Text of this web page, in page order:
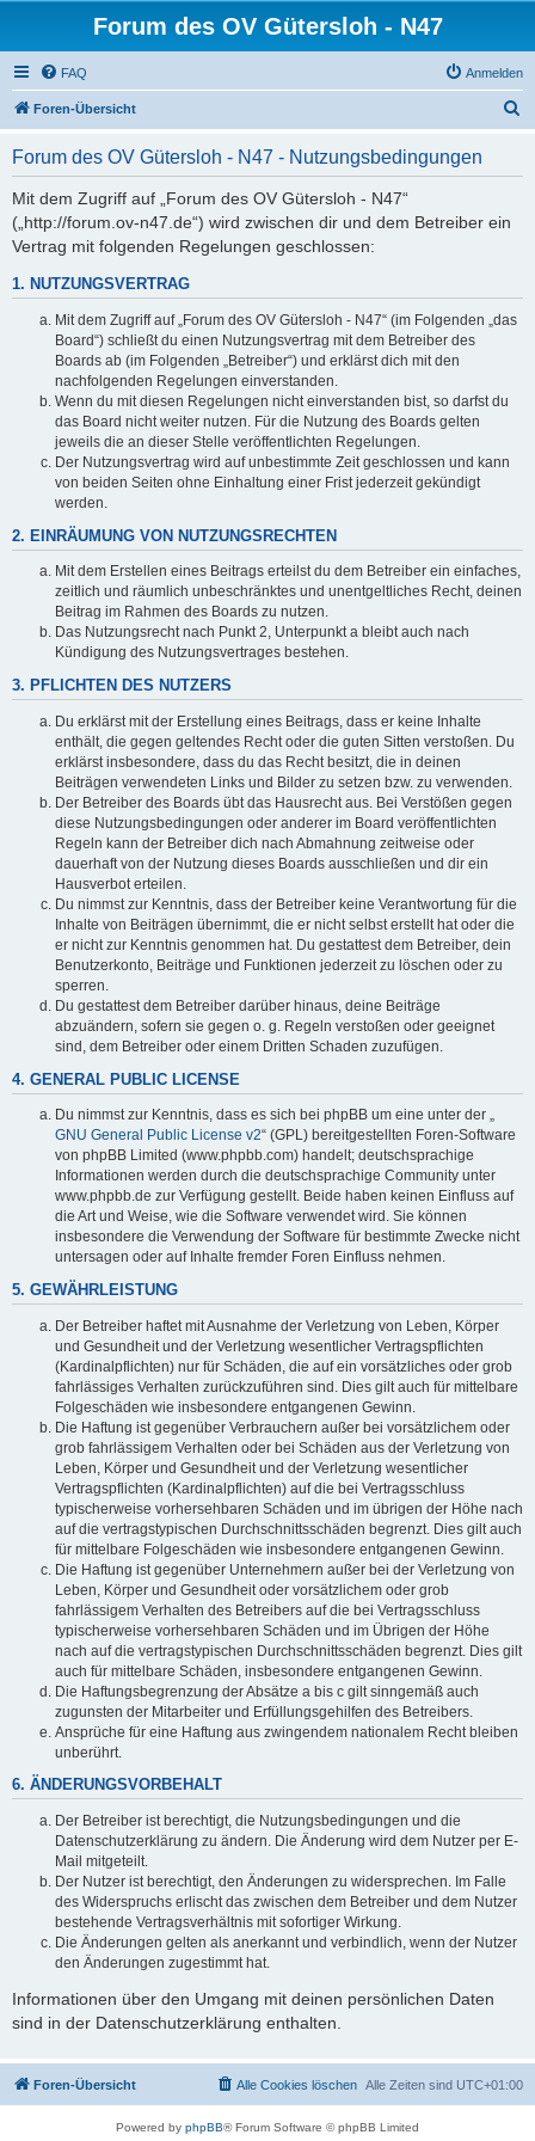
Forum des OV Gütersloh - N47
FAQ Anmelden
Foren-Übersicht
Forum des OV Gütersloh - N47 - Nutzungsbedingungen
Mit dem Zugriff auf „Forum des OV Gütersloh - N47“
(„http://forum.ov-n47.de“) wird zwischen dir und dem Betreiber ein
Vertrag mit folgenden Regelungen geschlossen:
1. NUTZUNGSVERTRAG
Mit dem Zugriff auf „Forum des OV Gütersloh - N47“ (im Folgenden „das
Board“) schließt du einen Nutzungsvertrag mit dem Betreiber des
Boards ab (im Folgenden „Betreiber“) und erklärst dich mit den
nachfolgenden Regelungen einverstanden.
Wenn du mit diesen Regelungen nicht einverstanden bist, so darfst du
das Board nicht weiter nutzen. Für die Nutzung des Boards gelten
jeweils die an dieser Stelle veröffentlichten Regelungen.
Der Nutzungsvertrag wird auf unbestimmte Zeit geschlossen und kann
von beiden Seiten ohne Einhaltung einer Frist jederzeit gekündigt
werden.
2. EINRÄUMUNG VON NUTZUNGSRECHTEN
Mit dem Erstellen eines Beitrags erteilst du dem Betreiber ein einfaches,
zeitlich und räumlich unbeschränktes und unentgeltliches Recht, deinen
Beitrag im Rahmen des Boards zu nutzen.
Das Nutzungsrecht nach Punkt 2, Unterpunkt a bleibt auch nach
Kündigung des Nutzungsvertrages bestehen.
3. PFLICHTEN DES NUTZERS
Du erklärst mit der Erstellung eines Beitrags, dass er keine Inhalte
enthält, die gegen geltendes Recht oder die guten Sitten verstoßen. Du
erklärst insbesondere, dass du das Recht besitzt, die in deinen
Beiträgen verwendeten Links und Bilder zu setzen bzw. zu verwenden.
Der Betreiber des Boards übt das Hausrecht aus. Bei Verstößen gegen
diese Nutzungsbedingungen oder anderer im Board veröffentlichten
Regeln kann der Betreiber dich nach Abmahnung zeitweise oder
dauerhaft von der Nutzung dieses Boards ausschließen und dir ein
Hausverbot erteilen.
Du nimmst zur Kenntnis, dass der Betreiber keine Verantwortung für die
Inhalte von Beiträgen übernimmt, die er nicht selbst erstellt hat oder die
er nicht zur Kenntnis genommen hat. Du gestattest dem Betreiber, dein
Benutzerkonto, Beiträge und Funktionen jederzeit zu löschen oder zu
sperren.
Du gestattest dem Betreiber darüber hinaus, deine Beiträge
abzuändern, sofern sie gegen o. g. Regeln verstoßen oder geeignet
sind, dem Betreiber oder einem Dritten Schaden zuzufügen.
4. GENERAL PUBLIC LICENSE
Du nimmst zur Kenntnis, dass es sich bei phpBB um eine unter der „
GNU General Public License v2“ (GPL) bereitgestellten Foren-Software
von phpBB Limited (www.phpbb.com) handelt; deutschsprachige
Informationen werden durch die deutschsprachige Community unter
www.phpbb.de zur Verfügung gestellt. Beide haben keinen Einfluss auf
die Art und Weise, wie die Software verwendet wird. Sie können
insbesondere die Verwendung der Software für bestimmte Zwecke nicht
untersagen oder auf Inhalte fremder Foren Einfluss nehmen.
5. GEWÄHRLEISTUNG
Der Betreiber haftet mit Ausnahme der Verletzung von Leben, Körper
und Gesundheit und der Verletzung wesentlicher Vertragspflichten
(Kardinalpflichten) nur für Schäden, die auf ein vorsätzliches oder grob
fahrlässiges Verhalten zurückzuführen sind. Dies gilt auch für mittelbare
Folgeschäden wie insbesondere entgangenen Gewinn.
Die Haftung ist gegenüber Verbrauchern außer bei vorsätzlichem oder
grob fahrlässigem Verhalten oder bei Schäden aus der Verletzung von
Leben, Körper und Gesundheit und der Verletzung wesentlicher
Vertragspflichten (Kardinalpflichten) auf die bei Vertragsschluss
typischerweise vorhersehbaren Schäden und im übrigen der Höhe nach
auf die vertragstypischen Durchschnittsschäden begrenzt. Dies gilt auch
für mittelbare Folgeschäden wie insbesondere entgangenen Gewinn.
Die Haftung ist gegenüber Unternehmern außer bei der Verletzung von
Leben, Körper und Gesundheit oder vorsätzlichem oder grob
fahrlässigem Verhalten des Betreibers auf die bei Vertragsschluss
typischerweise vorhersehbaren Schäden und im Übrigen der Höhe
nach auf die vertragstypischen Durchschnittsschäden begrenzt. Dies gilt
auch für mittelbare Schäden, insbesondere entgangenen Gewinn.
Die Haftungsbegrenzung der Absätze a bis c gilt sinngemäß auch
zugunsten der Mitarbeiter und Erfüllungsgehilfen des Betreibers.
Ansprüche für eine Haftung aus zwingendem nationalem Recht bleiben
unberührt.
6. ÄNDERUNGSVORBEHALT
Der Betreiber ist berechtigt, die Nutzungsbedingungen und die
Datenschutzerklärung zu ändern. Die Änderung wird dem Nutzer per E-
Mail mitgeteilt.
Der Nutzer ist berechtigt, den Änderungen zu widersprechen. Im Falle
des Widerspruchs erlischt das zwischen dem Betreiber und dem Nutzer
bestehende Vertragsverhältnis mit sofortiger Wirkung.
Die Änderungen gelten als anerkannt und verbindlich, wenn der Nutzer
den Änderungen zugestimmt hat.
Informationen über den Umgang mit deinen persönlichen Daten
sind in der Datenschutzerklärung enthalten.
Foren-Übersicht Alle Zeiten sind UTC+01:00
Alle Cookies löschen
Powered by phpBB® Forum Software © phpBB Limited